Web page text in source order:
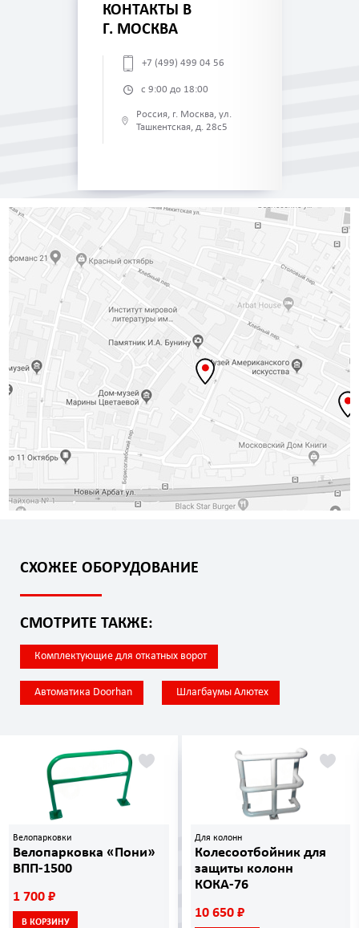
КОНТАКТЫ В
Г. МОСКВА
+7 (499) 499 04 56
с 9:00 до 18:00
Россия, г. Москва, ул.
Ташкентская, д. 28с5
СХОЖЕЕ ОБОРУДОВАНИЕ
СМОТРИТЕ ТАКЖЕ:
Комплектующие для откатных ворот
Автоматика Doorhan Шлагбаумы Алютех
Велопарковки
Велопарковка «Пони»
ВПП-1500
1 700 ₽
В КОРЗИНУ
Для колонн
Колесоотбойник для
защиты колонн
КОКА-76
10 650 ₽